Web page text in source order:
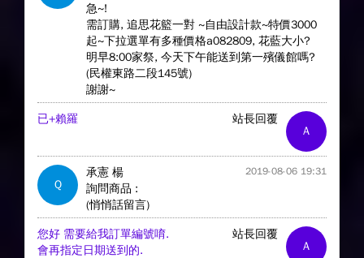
急~!
需訂購, 追思花籃一對 ~自由設計款~特價3000
起~下拉選單有多種價格a082809, 花藍大小?
明早8:00家祭, 今天下午能送到第一殯儀館嗎?
(民權東路二段145號)
謝謝~
A
站長回覆
已+賴羅
Q
承憲 楊 2019-08-06 19:31
詢問商品 :
(悄悄話留言)
A
站長回覆
您好 需要給我訂單編號唷.
會再指定日期送到的.